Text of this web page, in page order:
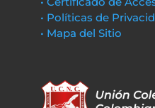
• Políticas de
• Mapa del Sitio